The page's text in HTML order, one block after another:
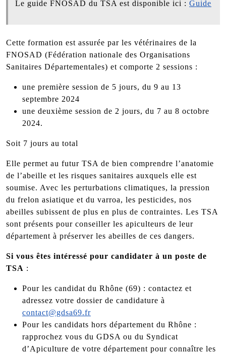
Le guide FNOSAD du TSA est disponible ici : Guide
Cette formation est assurée par les vétérinaires de la
FNOSAD (Fédération nationale des Organisations
Sanitaires Départementales) et comporte 2 sessions :
une première session de 5 jours, du 9 au 13
septembre 2024
une deuxième session de 2 jours, du 7 au 8 octobre
2024.
Soit 7 jours au total
Elle permet au futur TSA de bien comprendre l’anatomie
de l’abeille et les risques sanitaires auxquels elle est
soumise. Avec les perturbations climatiques, la pression
du frelon asiatique et du varroa, les pesticides, nos
abeilles subissent de plus en plus de contraintes. Les TSA
sont présents pour conseiller les apiculteurs de leur
département à préserver les abeilles de ces dangers.
Si vous êtes intéressé pour candidater à un poste de
TSA :
Pour les candidat du Rhône (69) : contactez et
adressez votre dossier de candidature à
contact@gdsa69.fr
Pour les candidats hors département du Rhône :
rapprochez vous du GDSA ou du Syndicat
d’Apiculture de votre département pour connaître les